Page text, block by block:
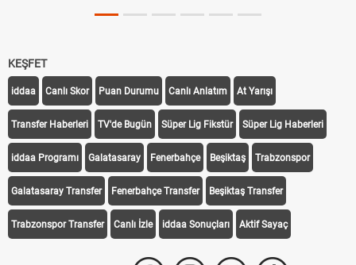
KEŞFET
iddaa Canlı Skor Puan Durumu Canlı Anlatım At Yarışı
Transfer Haberleri TV'de Bugün Süper Lig Fikstür Süper Lig Haberleri
iddaa Programı Galatasaray Fenerbahçe Beşiktaş Trabzonspor
Galatasaray Transfer Fenerbahçe Transfer Beşiktaş Transfer
Trabzonspor Transfer Canlı İzle iddaa Sonuçları Aktif Sayaç